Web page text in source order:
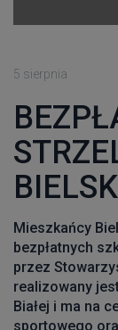
5 sierpnia
Mieszkańcy
bezpłatnych
przez
realizowany
Białej i ma na
sportowego